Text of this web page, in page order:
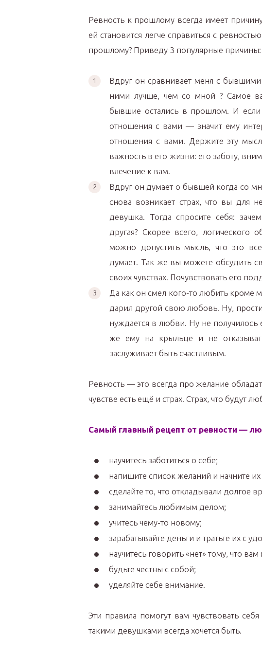
Ревность к прошлому всегда имеет
ей становится легче справиться с
прошлому? Приведу 3 популярные причины:
Вдруг он сравнивает меня с
ними лучше, чем со мной ? Самое
бывшие остались в прошлом. И если
отношения с вами — значит ему
отношения с вами. Держите эту
важность в его жизни: его заботу,
влечение к вам.
Вдруг он думает о бывшей когда со
снова возникает страх, что вы для
девушка. Тогда спросите себя:
другая? Скорее всего, логического
можно допустить мысль, что это
думает. Так же вы можете обсудить
своих чувствах. Почувствовать его
Да как он смел кого-то любить кроме
дарил другой свою любовь. Ну,
нуждается в любви. Ну не получилось
же ему на крыльце и не
заслуживает быть счастливым.
Ревность — это всегда про желание
чувстве есть ещё и страх. Страх, что будут
Самый главный рецепт от ревности —
научитесь заботиться о себе;
напишите список желаний и начните их
сделайте то, что откладывали долгое
занимайтесь любимым делом;
учитесь чему-то новому;
зарабатывайте деньги и тратьте их с
научитесь говорить «нет» тому, что
будьте честны с собой;
уделяйте себе внимание.
Эти правила помогут вам чувствовать
такими девушками всегда хочется быть.